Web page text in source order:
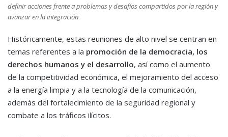
definir acciones frente a problemas y desafíos compartidos por la región y
avanzar en la integración
Históricamente, estas reuniones de alto nivel se centran en
temas referentes a la promoción de la democracia, los
derechos humanos y el desarrollo, así como el aumento
de la competitividad económica, el mejoramiento del acceso
a la energía limpia y a la tecnología de la comunicación,
además del fortalecimiento de la seguridad regional y
combate a los tráficos ilícitos.